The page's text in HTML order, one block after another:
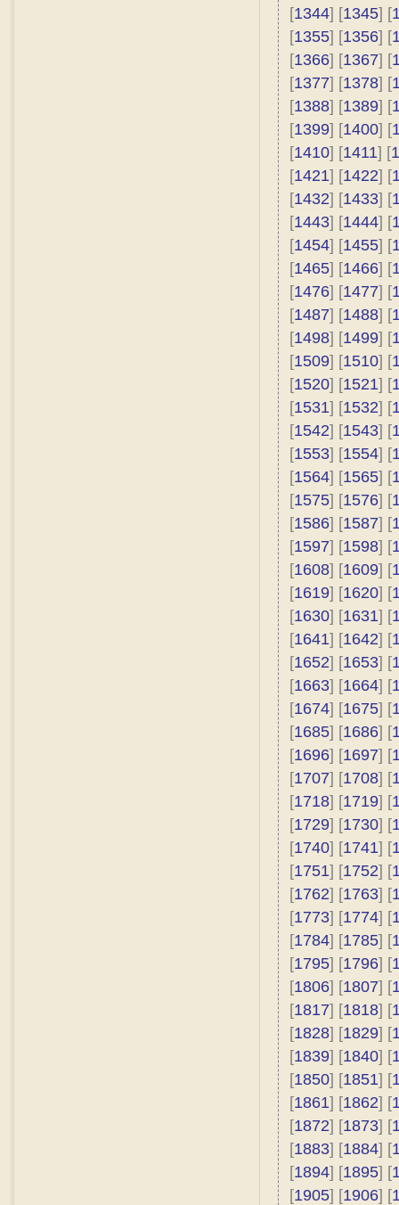
[1344] [1345] [
[1355] [1356] [
[1366] [1367] [
[1377] [1378] [
[1388] [1389] [
[1399] [1400] [
[1410] [1411] [
[1421] [1422] [
[1432] [1433] [
[1443] [1444] [
[1454] [1455] [
[1465] [1466] [
[1476] [1477] [
[1487] [1488] [
[1498] [1499] [
[1509] [1510] [
[1520] [1521] [
[1531] [1532] [
[1542] [1543] [
[1553] [1554] [
[1564] [1565] [
[1575] [1576] [
[1586] [1587] [
[1597] [1598] [
[1608] [1609] [
[1619] [1620] [
[1630] [1631] [
[1641] [1642] [
[1652] [1653] [
[1663] [1664] [
[1674] [1675] [
[1685] [1686] [
[1696] [1697] [
[1707] [1708] [
[1718] [1719] [
[1729] [1730] [
[1740] [1741] [
[1751] [1752] [
[1762] [1763] [
[1773] [1774] [
[1784] [1785] [
[1795] [1796] [
[1806] [1807] [
[1817] [1818] [
[1828] [1829] [
[1839] [1840] [
[1850] [1851] [
[1861] [1862] [
[1872] [1873] [
[1883] [1884] [
[1894] [1895] [
[1905] [1906] [